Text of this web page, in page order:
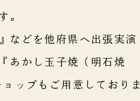
。
などを他府県へ出張実演
あかし玉子焼（明石焼
ップもご用意しておりま